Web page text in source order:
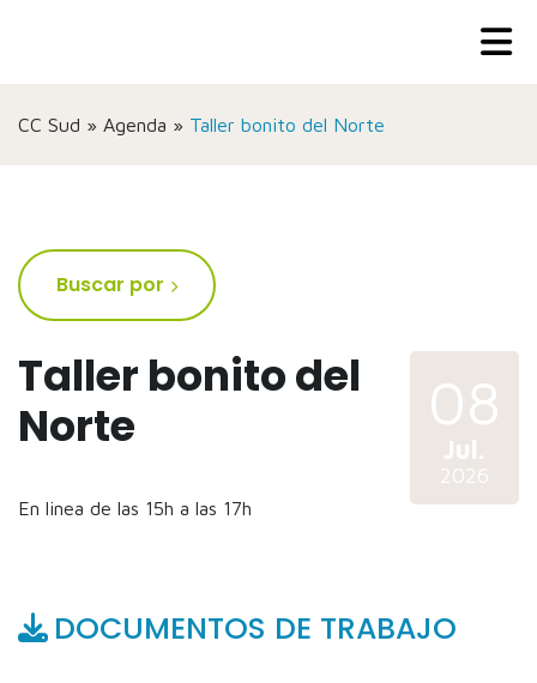
CC Sud » Agenda » Taller bonito del Norte
Taller bonito del
Norte
En linea de las 15h a las 17h
08
Jul.
2026
DOCUMENTOS DE TRABAJO
Buscar por